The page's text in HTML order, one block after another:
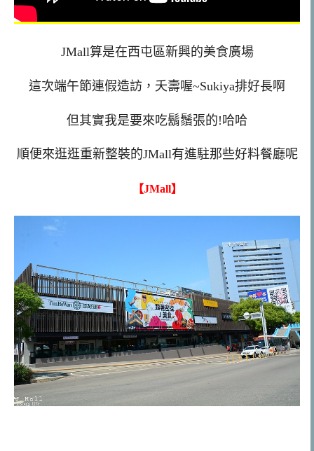
JMall算是在西屯區新興的美食廣場
這次端午節連假造訪，夭壽喔~Sukiya排好長啊
但其實我是要來吃鬍鬚張的!哈哈
順便來逛逛重新整裝的JMall有進駐那些好料餐廳呢
【JMall】